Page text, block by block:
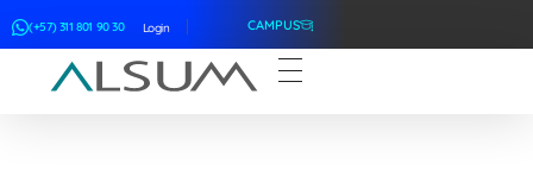
(+57) 311 801 90 30 Login CAMPUS